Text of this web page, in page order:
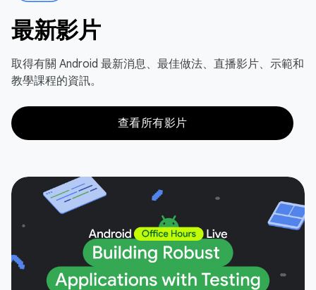
最新影片
取得有關 Android 最新消息、最佳做法、直播影片、示範和
教學課程的資訊。
查看所有影片